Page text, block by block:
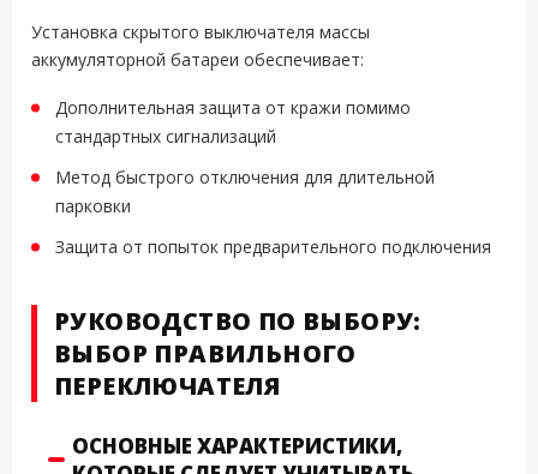
Установка скрытого выключателя массы
аккумуляторной батареи обеспечивает:
Дополнительная защита от кражи помимо
стандартных сигнализаций
Метод быстрого отключения для длительной
парковки
Защита от попыток предварительного подключения
РУКОВОДСТВО ПО ВЫБОРУ:
ВЫБОР ПРАВИЛЬНОГО
ПЕРЕКЛЮЧАТЕЛЯ
ОСНОВНЫЕ ХАРАКТЕРИСТИКИ,